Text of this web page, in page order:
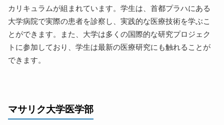
カリキュラムが組まれています。学生は、首都プラハにある
大学病院で実際の患者を診察し、実践的な医療技術を学ぶこ
とができます。また、大学は多くの国際的な研究プロジェク
トに参加しており、学生は最新の医療研究にも触れることが
できます。
マサリク大学医学部